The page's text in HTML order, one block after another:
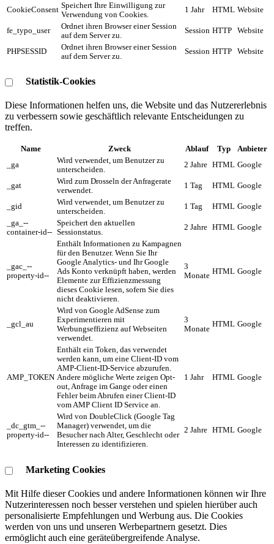
CookieConsent Speichert Ihre Einwilligung zur
Verwendung von Cookies.
1 Jahr HTML Website
fe_typo_user
Ordnet ihren Browser einer Session
auf dem Server zu.
Session HTTP Website
PHPSESSID
Ordnet ihren Browser einer Session
auf dem Server zu.
Session HTTP Website
Statistik-Cookies
Diese Informationen helfen uns, die Website und das Nutzererlebnis
zu verbessern sowie geschäftlich relevante Entscheidungen zu
treffen.
Name Zweck Ablauf Typ
Anbieter
_ga
Wird verwendet, um Benutzer zu
unterscheiden.
2 Jahre HTML Google
_gat
Wird zum Drosseln der Anfragerate
verwendet.
1 Tag HTML Google
_gid
Wird verwendet, um Benutzer zu
unterscheiden.
1 Tag HTML Google
_ga_--
container-id--
Speichert den aktuellen
Sessionstatus.
2 Jahre HTML Google
_gac_--
property-id--
Enthält Informationen zu Kampagnen
für den Benutzer. Wenn Sie Ihr
Google Analytics- und Ihr Google
Ads Konto verknüpft haben, werden
Elemente zur Effizienzmessung
dieses Cookie lesen, sofern Sie dies
nicht deaktivieren.
3
Monate HTML Google
_gcl_au
Wird von Google AdSense zum
Experimentieren mit
Werbungseffizienz auf Webseiten
verwendet.
3
Monate
HTML Google
AMP_TOKEN
Enthält ein Token, das verwendet
werden kann, um eine Client-ID vom
AMP-Client-ID-Service abzurufen.
Andere mögliche Werte zeigen Opt-
out, Anfrage im Gange oder einen
Fehler beim Abrufen einer Client-ID
vom AMP Client ID Service an.
1 Jahr HTML Google
_dc_gtm_--
property-id--
Wird von DoubleClick (Google Tag
Manager) verwendet, um die
Besucher nach Alter, Geschlecht oder
Interessen zu identifizieren.
2 Jahre HTML Google
Marketing Cookies
Mit Hilfe dieser Cookies und andere Informationen können wir Ihre
Nutzerinteressen noch besser verstehen und spielen hierüber auch
personalisierte Empfehlungen und Werbung aus. ​Die Cookies
werden von uns und unseren Werbepartnern gesetzt. Dies
ermöglicht auch eine geräteübergreifende Analyse.